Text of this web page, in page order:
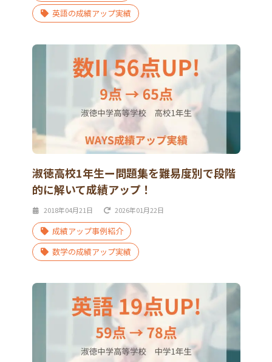
英語の成績アップ実績
淑徳高校1年生ー問題集を難易度別で段階
的に解いて成績アップ！
2018年04月21日 2026年01月22日
成績アップ事例紹介
数学の成績アップ実績